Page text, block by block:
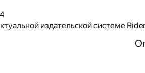
издательской системе